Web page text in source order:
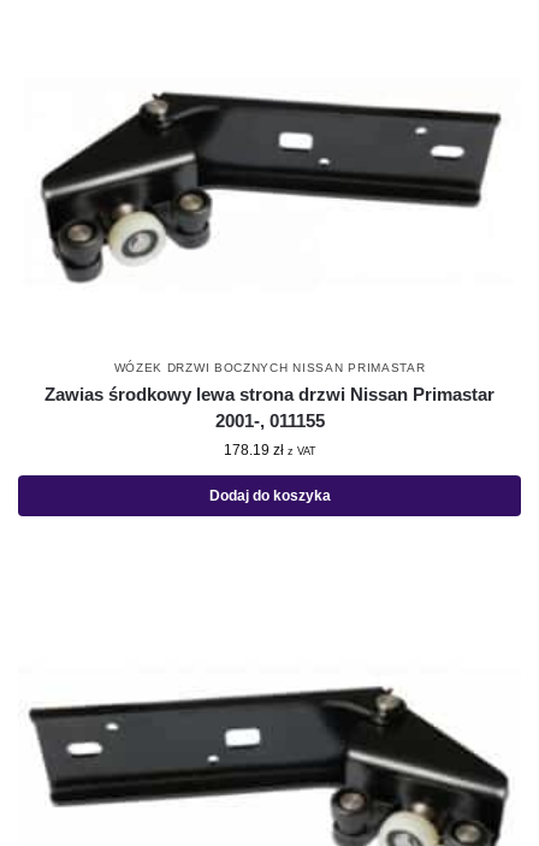
WÓZEK DRZWI BOCZNYCH NISSAN PRIMASTAR
Zawias środkowy lewa strona drzwi Nissan Primastar
2001-, 011155
178.19 zł z VAT
Dodaj do koszyka